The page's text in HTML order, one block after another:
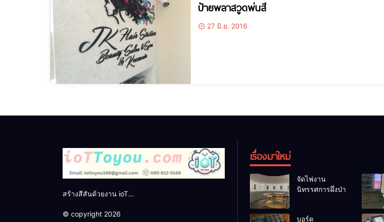
ป้ายพลาสวูดพ่นสี
27 มิ.ย. 2016
สร้างสีสันด้วยงาน ioT...
© copyright 2026
เรื่องมาใหม่
จัดไฟงาน
นิทรรศการผึ่งป่า
บอร์ด